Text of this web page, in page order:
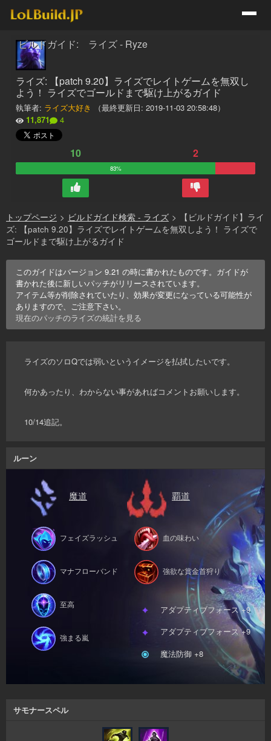
ビルドガイド: ライズ - Ryze
ライズ: 【patch 9.20】ライズでレイトゲームを無双し
よう！ ライズでゴールドまで駆け上がるガイド
執筆者: ライズ大好き （最終更新日: 2019-11-03 20:58:48）
11,871
4
10 2
83%
トップページ > ビルドガイド検索 - ライズ >
【ビルドガイド】ライ
ズ: 【patch 9.20】ライズでレイトゲームを無双しよう！ ライズで
ゴールドまで駆け上がるガイド
このガイドはバージョン9.21 の時に書かれたものです。ガイドが
書かれた後に新しいパッチがリリースされています。
アイテム等が削除されていたり、効果が変更になっている可能性が
ありますので、ご注意下さい。
現在のパッチのライズの統計を見る
ライズのソロQでは弱いというイメージを払拭したいです。
何かあったり、わからない事があればコメントお願いします。
10/14追記。
ルーン
魔道
フェイズラッシュ
マナフローバンド
至高
強まる嵐
覇道
血の味わい
強欲な賞金首狩り
アダプティブフォース +9
アダプティブフォース +9
魔法防御 +8
サモナースペル